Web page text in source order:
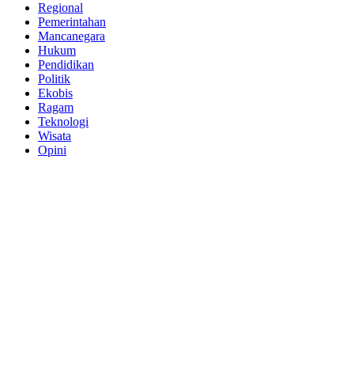
Regional
Pemerintahan
Mancanegara
Hukum
Pendidikan
Politik
Ekobis
Ragam
Teknologi
Wisata
Opini